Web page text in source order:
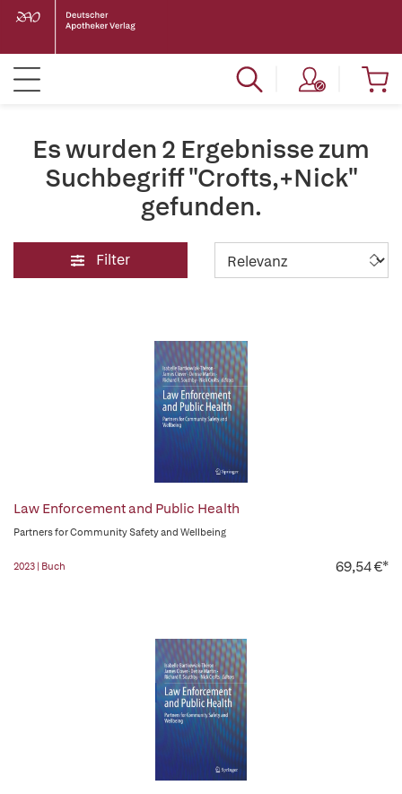
Es wurden 2 Ergebnisse zum
Suchbegriff "Crofts,+Nick"
gefunden.
Filter
Law Enforcement and Public Health
Partners for Community Safety and Wellbeing
2023 | Buch 69,54 €*